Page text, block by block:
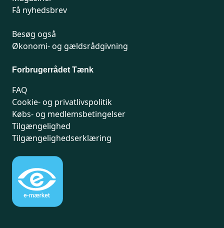
Få nyhedsbrev
Besøg også
Økonomi- og gældsrådgivning
Forbrugerrådet Tænk
FAQ
Cookie- og privatlivspolitik
Købs- og medlemsbetingelser
Tilgængelighed
Tilgængelighedserklæring